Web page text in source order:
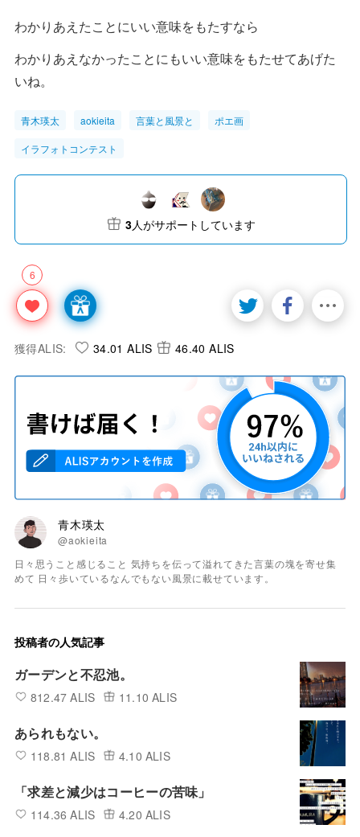
わかりあえたことにいい意味をもたすなら
わかりあえなかったことにもいい意味をもたせてあげた
いね。
青木瑛太 aokieita 言葉と風景と ポエ画
イラフォトコンテスト
6
3人がサポートしています
獲得ALIS: 34.01 ALIS 46.40 ALIS
青木瑛太
@aokieita
日々思うこと感じること 気持ちを伝って溢れてきた言葉の塊を寄せ集
めて 日々歩いているなんでもない風景に載せています。
投稿者の人気記事
ガーデンと不忍池。
812.47 ALIS 11.10 ALIS
あられもない。
118.81 ALIS 4.10 ALIS
「求差と減少はコーヒーの苦味」
114.36 ALIS 4.20 ALIS